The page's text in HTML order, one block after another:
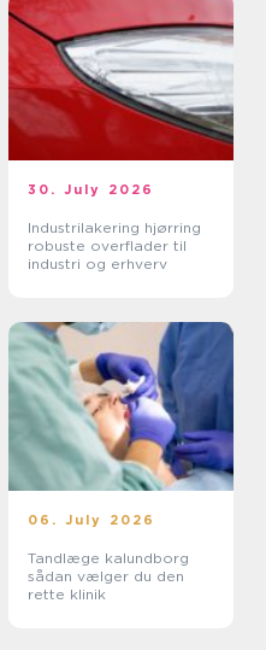
30. July 2026
Industrilakering hjørring
robuste overflader til
industri og erhverv
06. July 2026
Tandlæge kalundborg
sådan vælger du den
rette klinik